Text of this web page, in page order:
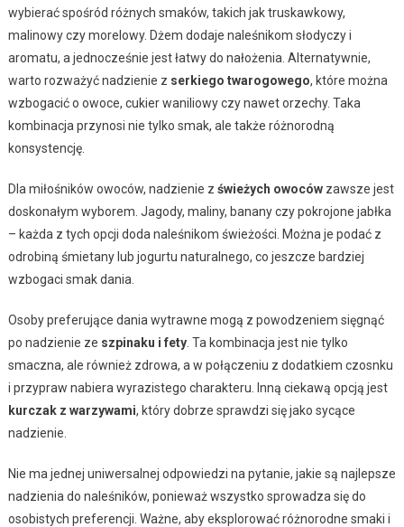
wybierać spośród różnych smaków, takich jak truskawkowy,
malinowy czy morelowy. Dżem dodaje naleśnikom słodyczy i
aromatu, a jednocześnie jest łatwy do nałożenia. Alternatywnie,
warto rozważyć nadzienie z serkiego twarogowego, które można
wzbogacić o owoce, cukier waniliowy czy nawet orzechy. Taka
kombinacja przynosi nie tylko smak, ale także różnorodną
konsystencję.
Dla miłośników owoców, nadzienie z świeżych owocówzawsze jest
doskonałym wyborem. Jagody, maliny, banany czy pokrojone jabłka
– każda z tych opcji doda naleśnikom świeżości. Można je podać z
odrobiną śmietany lub jogurtu naturalnego, co jeszcze bardziej
wzbogaci smak dania.
Osoby preferujące dania wytrawne mogą z powodzeniem sięgnąć
po nadzienie ze szpinaku i fety. Ta kombinacja jest nie tylko
smaczna, ale również zdrowa, a w połączeniu z dodatkiem czosnku
i przypraw nabiera wyrazistego charakteru. Inną ciekawą opcją jest
kurczak z warzywami, który dobrze sprawdzi się jako sycące
nadzienie.
Nie ma jednej uniwersalnej odpowiedzi na pytanie, jakie są najlepsze
nadzienia do naleśników, ponieważ wszystko sprowadza się do
osobistych preferencji. Ważne, aby eksplorować różnorodne smaki i